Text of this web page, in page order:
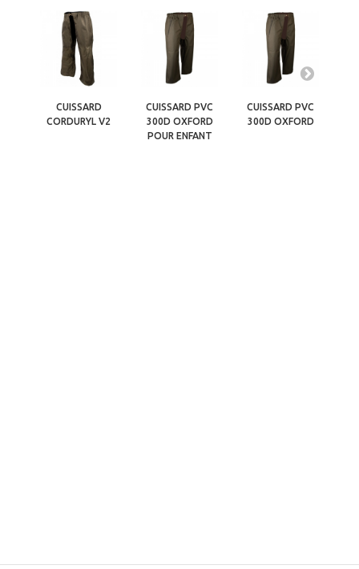
CUISSARD
CORDURYL V2
CUISSARD PVC
300D OXFORD
POUR ENFANT
CUISSARD PVC
300D OXFORD